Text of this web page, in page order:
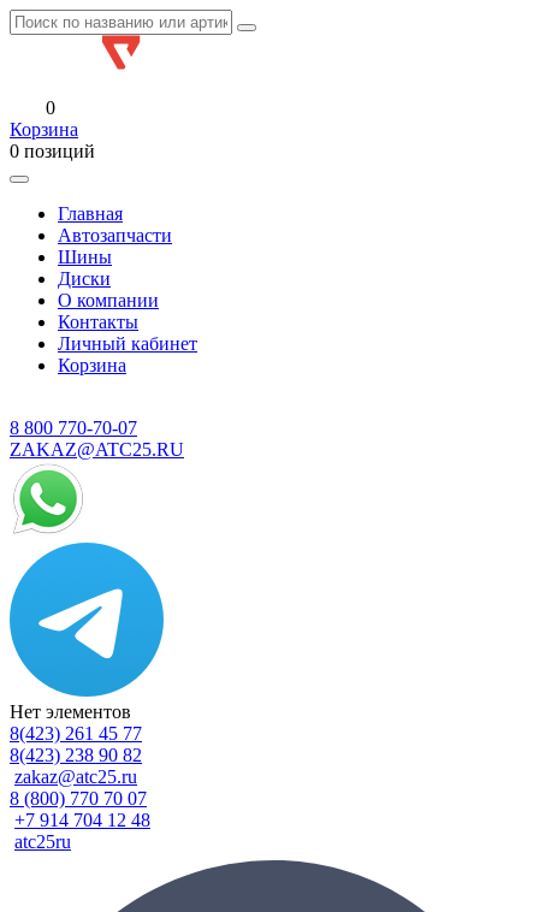
0
Корзина
0 позиций
Главная
Автозапчасти
Шины
Диски
О компании
Контакты
Личный кабинет
Корзина
8 800 770-70-07
ZAKAZ@ATC25.RU
Нет элементов
8(423) 261 45 77
8(423) 238 90 82
zakaz@atc25.ru
8 (800) 770 70 07
+7 914 704 12 48
atc25ru